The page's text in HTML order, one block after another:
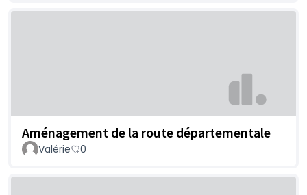
Aménagement de la route départementale
Valérie 0